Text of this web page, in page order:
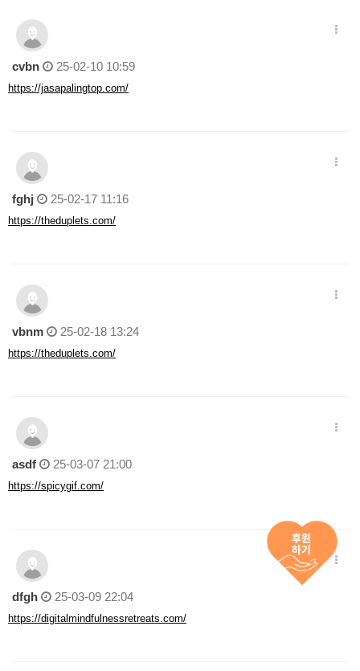
cvbn 25-02-10 10:59
https://jasapalingtop.com/
fghj 25-02-17 11:16
https://theduplets.com/
vbnm 25-02-18 13:24
https://theduplets.com/
asdf 25-03-07 21:00
https://spicygif.com/
dfgh 25-03-09 22:04
https://digitalmindfulnessretreats.com/